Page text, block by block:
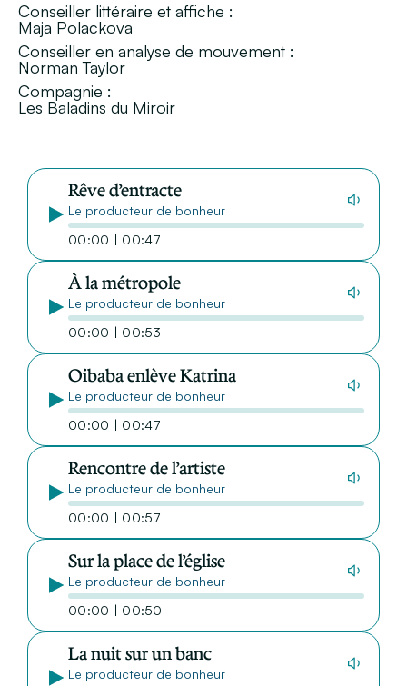
Conseiller littéraire et affiche :
Maja Polackova
Conseiller en analyse de mouvement :
Norman Taylor
Compagnie :
Les Baladins du Miroir
Rêve d’entracte
Le producteur de bonheur
00:00 | 00:47
À la métropole
Le producteur de bonheur
00:00 | 00:53
Oibaba enlève Katrina
Le producteur de bonheur
00:00 | 00:47
Rencontre de l’artiste
Le producteur de bonheur
00:00 | 00:57
Sur la place de l’église
Le producteur de bonheur
00:00 | 00:50
La nuit sur un banc
Le producteur de bonheur